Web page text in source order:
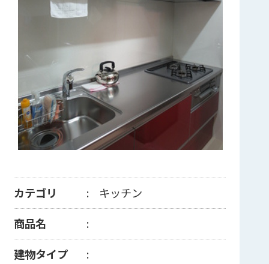
カテゴリ
キッチン
商品名
建物タイプ